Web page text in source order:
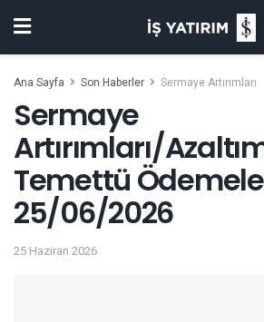
Ana Sayfa Son Haberler Sermaye Artırımları
Sermaye
Artırımları/
Temettü
25/06/2026
25 Haziran 2026